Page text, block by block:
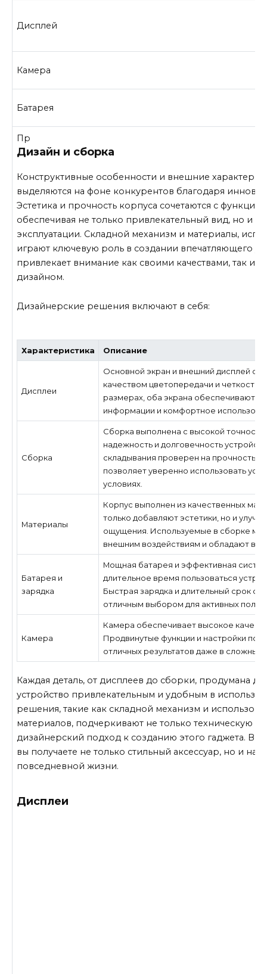
Дисплей
Камера
Батарея
Пр
Дизайн и сборка
Конструктивные особенности и внешние
выделяются на фоне конкурентов благодаря
Эстетика и прочность корпуса сочетаются с
обеспечивая не только привлекательный вид, но и
эксплуатации. Складной механизм и материалы,
играют ключевую роль в создании впечатляющего
привлекает внимание как своими качествами, так и
дизайном.
Дизайнерские решения включают в себя:
Характеристика Описание
Дисплеи
Основной экран и внешний дисплей
качеством цветопередачи и
размерах, оба экрана обеспечивают
информации и комфортное
Сборка
Сборка выполнена с высокой
надежность и долговечность
складывания проверен на прочность и
позволяет уверенно использовать
условиях.
Материалы
Корпус выполнен из качественных
только добавляют эстетики, но и
ощущения. Используемые в сборке
внешним воздействиям и обладают
Батарея и
зарядка
Мощная батарея и эффективная
длительное время пользоваться
Быстрая зарядка и длительный срок
отличным выбором для активных
Камера
Камера обеспечивает высокое
Продвинутые функции и настройки
отличных результатов даже в сложных
Каждая деталь, от дисплеев до сборки, продумана до
устройство привлекательным и удобным в
решения, такие как складной механизм и
материалов, подчеркивают не только техническую
дизайнерский подход к созданию этого гаджета.
вы получаете не только стильный аксессуар, но и
повседневной жизни.
Дисплеи